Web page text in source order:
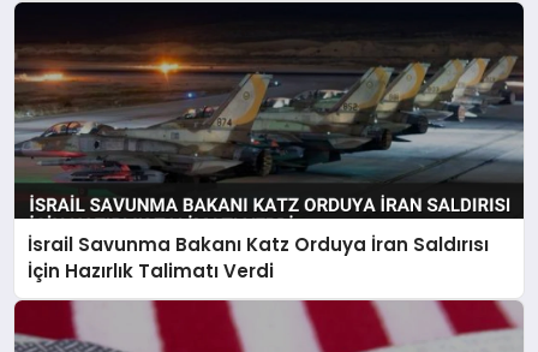
İsrail Savunma Bakanı Katz Orduya İran Saldırısı
İçin Hazırlık Talimatı Verdi